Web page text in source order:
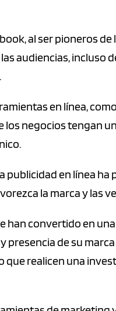
al ser pioneros
audiencias, incluso
en línea,
negocios tengan
publicidad en línea
la marca y las
han convertido en
de su
que realicen una